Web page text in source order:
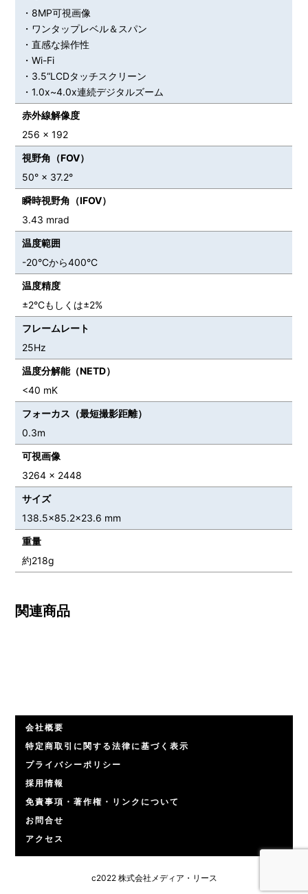
・8MP可視画像
・ワンタップレベル＆スパン
・直感な操作性
・Wi-Fi
・3.5“LCDタッチスクリーン
・1.0x~4.0x連続デジタルズーム
赤外線解像度
256 x 192
視野角（FOV）
50° × 37.2°
瞬時視野角（IFOV）
3.43 mrad
温度範囲
-20°Cから400°C
温度精度
±2°Cもしくは±2%
フレームレート
25Hz
温度分解能（NETD）
<40 mK
フォーカス（最短撮影距離）
0.3m
可視画像
3264 x 2448
サイズ
138.5×85.2×23.6 mm
重量
約218g
関連商品
会社概要
特定商取引に関する法律に基づく表示
プライバシーポリシー
採用情報
免責事項・著作権・リンクについて
お問合せ
アクセス
c2022 株式会社メディア・リース